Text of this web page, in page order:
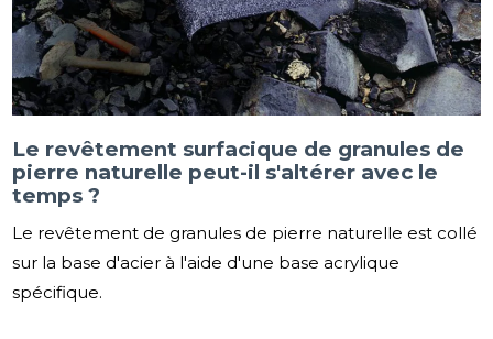
Le revêtement surfacique de granules de
pierre naturelle peut-il s'altérer avec le
temps ?
Le revêtement de granules de pierre naturelle est collé
sur la base d'acier à l'aide d'une base acrylique
spécifique.